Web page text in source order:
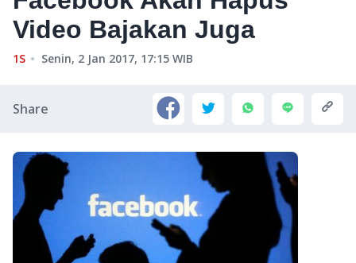
Video Bajakan Juga
1S Senin, 2 Jan 2017, 17:15 WIB
Share